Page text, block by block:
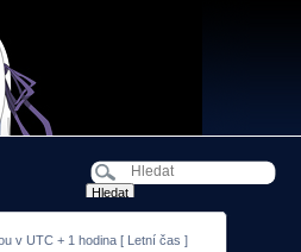
v UTC + 1 hodina [ Letní čas ]